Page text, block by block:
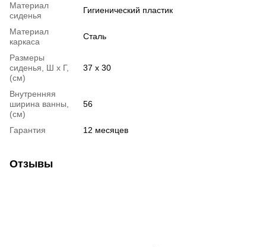
Материал
сиденья
Гигиенический пластик
Материал
каркаса
Сталь
Размеры
сиденья, Ш х Г,
(см)
37 x 30
Внутренняя
ширина ванны,
(см)
56
Гарантия 12 месяцев
Отзывы